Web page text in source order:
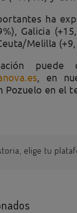
ha
Galicia
Melilla
puede
, en
Pozuelo en el
elige tu